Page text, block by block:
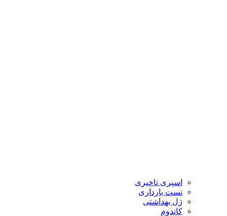
اسپری تاخیری
تست بارداری
ژل بهداشتی
کاندوم